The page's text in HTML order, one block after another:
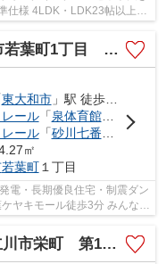
仕様 4LDK・LDK23帖以上・
町1丁目 全2棟
東大和市」駅 徒歩19分
ール「泉体育館」駅 徒歩
ール「砂川七番」駅 徒歩
㎡
若葉町１丁目
電・長期優良住宅・制震ダン
ヤキモール徒歩3分 みんなが
町 第12 全8区画